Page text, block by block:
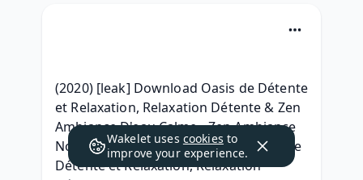
(2020) [leak] Download Oasis de Détente
et Relaxation, Relaxation Détente & Zen
Ambiance D'eau Calme - Zen Ambiance
Noël album télécharger, [2020] Oasis de
Détente et Relaxation, Relaxation
Wakelet uses cookies to
improve your experience.